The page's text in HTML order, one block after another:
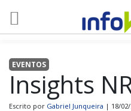
EVENTOS
Insights
Escrito por Gabriel Junqueira | 18/